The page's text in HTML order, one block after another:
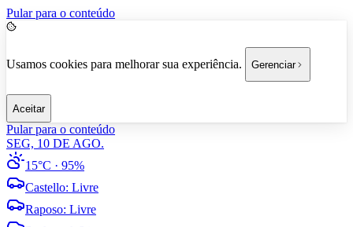
Pular para o conteúdo
Usamos cookies para melhorar sua experiência. Gerenciar
Aceitar
Pular para o conteúdo
SEG, 10 DE AGO.
15°C · 95%
Castello: Livre
Raposo: Livre